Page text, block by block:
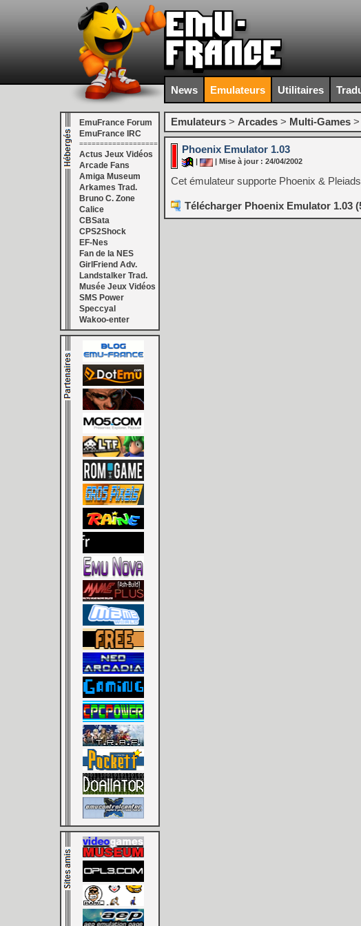
News Emulateurs Utilitaires
EmuFrance Forum
EmuFrance IRC
===================
Actus Jeux Vidéos
Arcade Fans
Amiga Museum
Arkames Trad.
Bruno C. Zone
Calice
CBSata
CPS2Shock
EF-Nes
Fan de la NES
GirlFriend Adv.
Landstalker Trad.
Musée Jeux Vidéos
SMS Power
Speccyal
Wakoo-enter
Emulateurs > Arcades > Multi-Games >
Phoenix Emulator 1.03
| Mise à jour : 24/04/2002
Cet émulateur supporte Phoenix &
Télécharger Phoenix Emulator 1.03